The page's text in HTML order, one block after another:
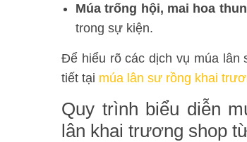
Múa trống hội, mai hoa
trong sự kiện.
Để hiểu rõ các dịch vụ múa lân
tiết tại múa lân sư rồng khai
Quy trình biểu diễn
lân khai trương shop